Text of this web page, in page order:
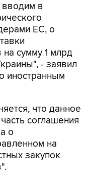
в
ЕС, о
на сумму 1 млрд
- заявил
иностранным
что данное
соглашения
о
на
закупок